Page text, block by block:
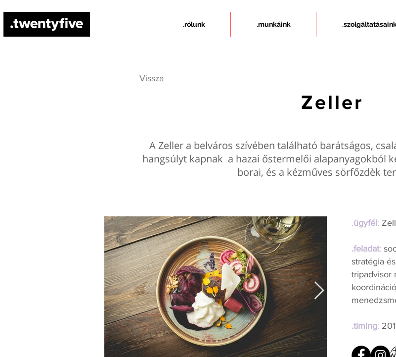
.rólunk .munkáink
Vissza
Zeller
A Zeller a belváros szívében található barátságos,
hangsúlyt kapnak a hazai őstermelői alapanyagokból
borai, és a kézműves sörfőzdèk
.ügyfél :
.feladat:
stratégia
tripadvisor
.timing: